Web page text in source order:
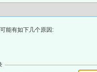
能有如下几个原因: